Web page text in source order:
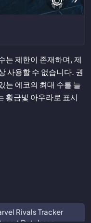
는 제한이 존재하며, 제
사용할 수 없습니다. 권
는 에코의 최대 수를 늘
황금빛 아우라로 표시
Rivals Tracker